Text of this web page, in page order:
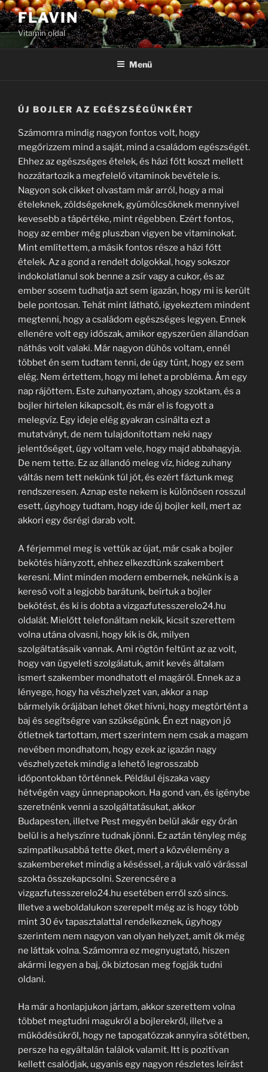
Tartalomhoz
FLAVIN
Vitamin oldal
Menü
ÚJ BOJLER AZ EGÉSZSÉGÜNKÉRT
Számomra mindig nagyon fontos volt, hogy
megőrizzem mind a saját, mind a családom egészségét.
Ehhez az egészséges ételek, és házi főtt koszt mellett
hozzátartozik a megfelelő vitaminok bevétele is.
Nagyon sok cikket olvastam már arról, hogy a mai
ételeknek, zöldségeknek, gyümölcsöknek mennyivel
kevesebb a tápértéke, mint régebben. Ezért fontos,
hogy az ember még pluszban vigyen be vitaminokat.
Mint említettem, a másik fontos része a házi főtt
ételek. Az a gond a rendelt dolgokkal, hogy sokszor
indokolatlanul sok benne a zsír vagy a cukor, és az
ember sosem tudhatja azt sem igazán, hogy mi is került
bele pontosan. Tehát mint látható, igyekeztem mindent
megtenni, hogy a családom egészséges legyen. Ennek
ellenére volt egy időszak, amikor egyszerűen állandóan
náthás volt valaki. Már nagyon dühös voltam, ennél
többet én sem tudtam tenni, de úgy tűnt, hogy ez sem
elég. Nem értettem, hogy mi lehet a probléma. Ám egy
nap rájöttem. Este zuhanyoztam, ahogy szoktam, és a
bojler hirtelen kikapcsolt, és már el is fogyott a
melegvíz. Egy ideje elég gyakran csinálta ezt a
mutatványt, de nem tulajdonítottam neki nagy
jelentőséget, úgy voltam vele, hogy majd abbahagyja.
De nem tette. Ez az állandó meleg víz, hideg zuhany
váltás nem tett nekünk túl jót, és ezért fáztunk meg
rendszeresen. Aznap este nekem is különösen rosszul
esett, úgyhogy tudtam, hogy ide új bojler kell, mert az
akkori egy ősrégi darab volt.
A férjemmel meg is vettük az újat, már csak a bojler
bekötés hiányzott, ehhez elkezdtünk szakembert
keresni. Mint minden modern embernek, nekünk is a
kereső volt a legjobb barátunk, beírtuk a bojler
bekötést, és ki is dobta a vizgazfutesszerelo24.hu
oldalát. Mielőtt telefonáltam nekik, kicsit szerettem
volna utána olvasni, hogy kik is ők, milyen
szolgáltatásaik vannak. Ami rögtön feltűnt az az volt,
hogy van ügyeleti szolgálatuk, amit kevés általam
ismert szakember mondhatott el magáról. Ennek az a
lényege, hogy ha vészhelyzet van, akkor a nap
bármelyik órájában lehet őket hívni, hogy megtörtént a
baj és segítségre van szükségünk. Én ezt nagyon jó
ötletnek tartottam, mert szerintem nem csak a magam
nevében mondhatom, hogy ezek az igazán nagy
vészhelyzetek mindig a lehető legrosszabb
időpontokban történnek. Például éjszaka vagy
hétvégén vagy ünnepnapokon. Ha gond van, és igénybe
szeretnénk venni a szolgáltatásukat, akkor
Budapesten, illetve Pest megyén belül akár egy órán
belül is a helyszínre tudnak jönni. Ez aztán tényleg még
szimpatikusabbá tette őket, mert a közvélemény a
szakembereket mindig a késéssel, a rájuk való várással
szokta összekapcsolni. Szerencsére a
vizgazfutesszerelo24.hu esetében erről szó sincs.
Illetve a weboldalukon szerepelt még az is hogy több
mint 30 év tapasztalattal rendelkeznek, úgyhogy
szerintem nem nagyon van olyan helyzet, amit ők még
ne láttak volna. Számomra ez megnyugtató, hiszen
akármi legyen a baj, ők biztosan meg fogják tudni
oldani.
Ha már a honlapjukon jártam, akkor szerettem volna
többet megtudni magukról a bojlerekről, illetve a
működésükről, hogy ne tapogatózzak annyira sötétben,
persze ha egyáltalán találok valamit. Itt is pozitívan
kellett csalódjak, ugyanis egy nagyon részletes leírást